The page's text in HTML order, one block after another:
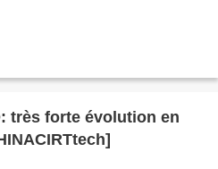
très forte évolution en